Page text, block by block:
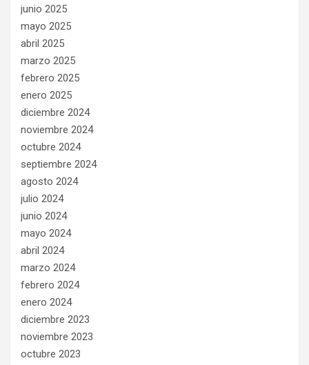
junio 2025
mayo 2025
abril 2025
marzo 2025
febrero 2025
enero 2025
diciembre 2024
noviembre 2024
octubre 2024
septiembre 2024
agosto 2024
julio 2024
junio 2024
mayo 2024
abril 2024
marzo 2024
febrero 2024
enero 2024
diciembre 2023
noviembre 2023
octubre 2023